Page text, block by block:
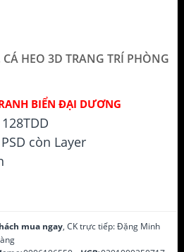
HEO 3D TRANG TRÍ PHÒNG
BIỂN ĐẠI DƯƠNG
128TDD
PSD còn Layer
mua ngay, CK trực tiếp: Đặng Minh